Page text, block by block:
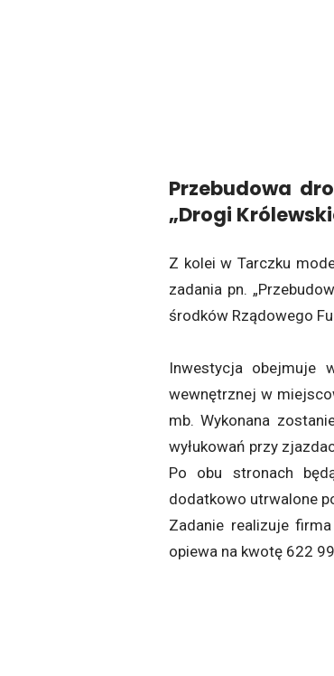
Przebudowa
„Drogi
Z kolei w Tarczku
zadania pn.
środków Rządowego
Inwestycja obejmuje
wewnętrznej w
mb. Wykonana
wyłukowań przy
Po obu stronach
dodatkowo utrwalone
Zadanie realizuje
opiewa na kwotę 622